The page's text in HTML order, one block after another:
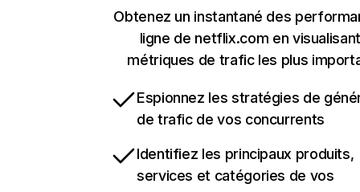
Obtenez un instantané des
ligne de netflix.com en
métriques de trafic les plus
Espionnez les stratégies de
de trafic de vos concurrents
Identifiez les principaux produits,
services et catégories de vos